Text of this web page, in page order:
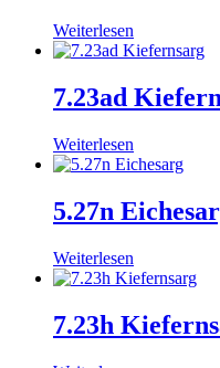
Weiterlesen
7.23ad
Weiterlesen
5.27n
Weiterlesen
7.23h